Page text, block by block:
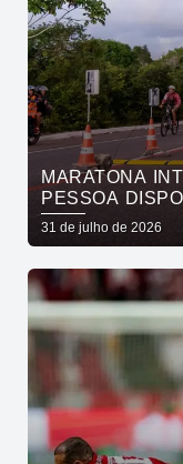
MARATONA
PESSOA
DAS PROVAS
TRAJETOS
31 de julho de 2026